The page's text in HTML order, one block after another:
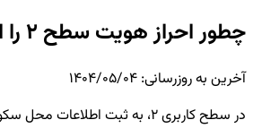
چطور احراز هویت سطح ۲ را انجام دهم؟
آخرین به روزرسانی: ۱۴۰۴/۰۵/۰۴
در سطح کاربری ۲، به ثبت اطلاعات محل سکونت و تایید هویت تصویری نیاز است.